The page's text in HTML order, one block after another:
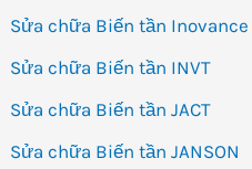
Sửa chữa Biến tần Inovance
Sửa chữa Biến tần INVT
Sửa chữa Biến tần JACT
Sửa chữa Biến tần JANSON